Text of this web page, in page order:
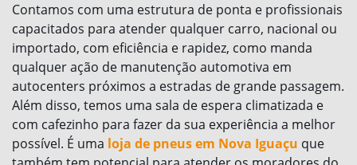
Contamos com uma estrutura de ponta e profissionais
capacitados para atender qualquer carro, nacional ou
importado, com eficiência e rapidez, como manda
qualquer ação de manutenção automotiva em
autocenters próximos a estradas de grande passagem.
Além disso, temos uma sala de espera climatizada e
com cafezinho para fazer da sua experiência a melhor
possível. É uma loja de pneus em Nova Iguaçu que